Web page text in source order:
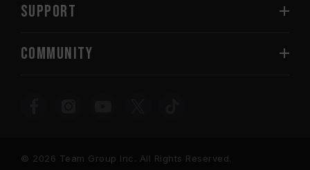
SUPPORT
COMMUNITY
© 2026 Team Group Inc. All Rights Reserved.